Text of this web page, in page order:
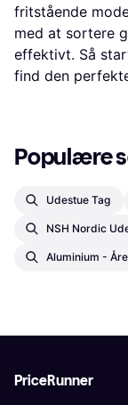
fritstående
med at sortere
effektivt. Så
find den
Populære
Udestue Tag
NSH Nordic
Aluminium -
PriceRunner